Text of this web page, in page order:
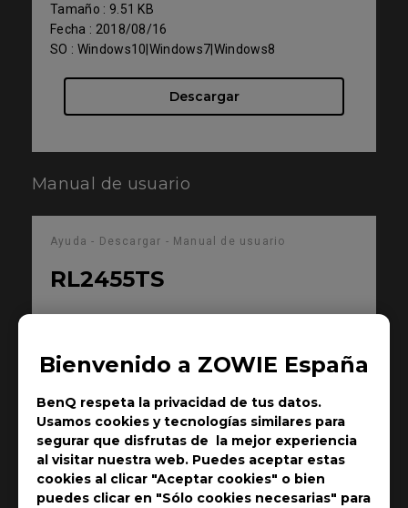
Bienvenido a ZOWIE España
BenQ respeta la privacidad de tus datos.
Usamos cookies y tecnologías similares para
segurar que disfrutas de la mejor experiencia
al visitar nuestra web. Puedes aceptar estas
cookies al clicar "Aceptar cookies" o bien
puedes clicar en "Sólo cookies necesarias" para
Tamaño : 9.51 KB
Fecha : 2018/08/16
SO : Windows10|Windows7|Windows8
Descargar
Manual de usuario
Ayuda - Descargar - Manual de usuario
RL2455TS
Tamaño : 439.22 KB
Idioma : General
Previsualizar